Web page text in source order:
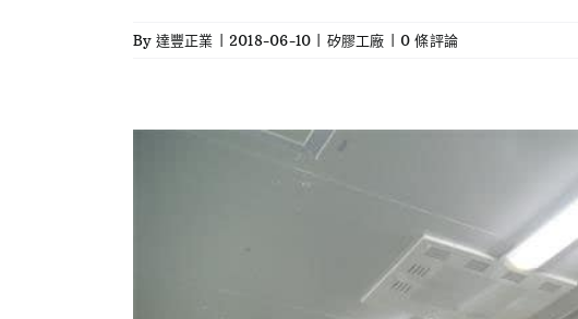
By 達豐正業 2018-06-10 矽膠工廠 0 條評論